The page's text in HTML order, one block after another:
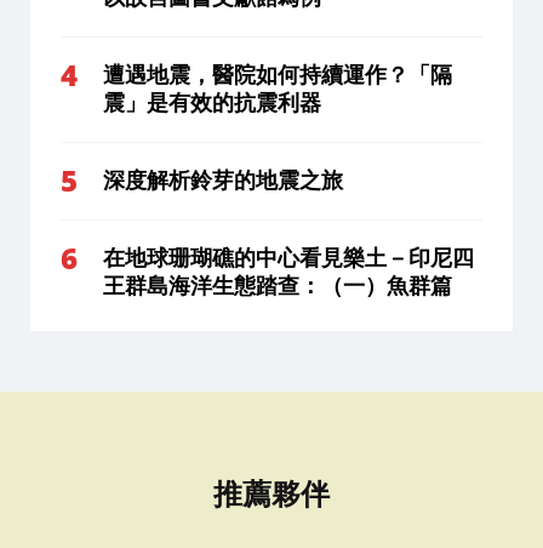
遭遇地震，醫院如何持續運作？「隔
震」是有效的抗震利器
深度解析鈴芽的地震之旅
在地球珊瑚礁的中心看見樂土－印尼四
王群島海洋生態踏查：（一）魚群篇
推薦夥伴